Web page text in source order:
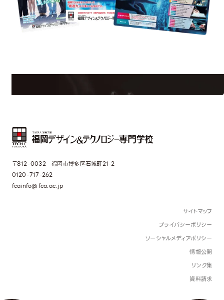
Information
〒812-0032 福岡市博多区石城町21-2
0120-717-262
fcainfo@fca.ac.jp
サイトマップ
プライバシーポリシー
ソーシャルメディアポリシー
情報公開
リンク集
資料請求